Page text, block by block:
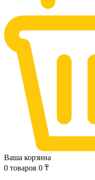
Ваша корзина
0 товаров 0 ₸